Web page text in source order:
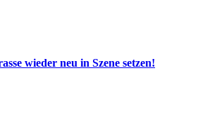
wieder neu in Szene setzen!